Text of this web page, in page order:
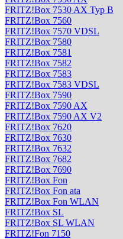
FRITZ!Box 7530 AX Typ B
FRITZ!Box 7560
FRITZ!Box 7570 VDSL
FRITZ!Box 7580
FRITZ!Box 7581
FRITZ!Box 7582
FRITZ!Box 7583
FRITZ!Box 7583 VDSL
FRITZ!Box 7590
FRITZ!Box 7590 AX
FRITZ!Box 7590 AX V2
FRITZ!Box 7620
FRITZ!Box 7630
FRITZ!Box 7632
FRITZ!Box 7682
FRITZ!Box 7690
FRITZ!Box Fon
FRITZ!Box Fon ata
FRITZ!Box Fon WLAN
FRITZ!Box SL
FRITZ!Box SL WLAN
FRITZ!Fon 7150